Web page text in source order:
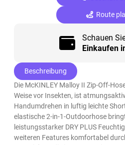
Route
Schauen
Einkaufen
Beschreibung
Die McKINLEY Malloy II Zip-Off-
Weise vor Insekten, ist
Handumdrehen in luftig leichte
elastische 2-in-1-Outdoorhose
leistungsstarker DRY PLUS
weiteren Features komfortabel